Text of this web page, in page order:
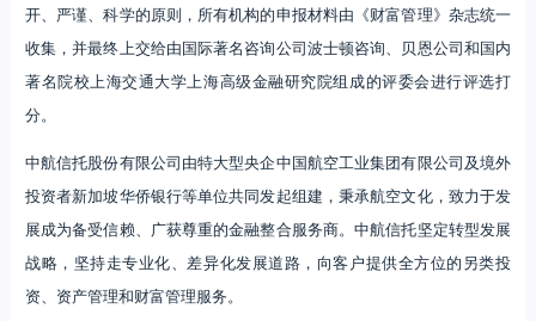
开、严谨、科学的原则，所有机构的申报材料由《财富管理》杂志统一
收集，并最终上交给由国际著名咨询公司波士顿咨询、贝恩公司和国内
著名院校上海交通大学上海高级金融研究院组成的评委会进行评选打
分。
中航信托股份有限公司由特大型央企中国航空工业集团有限公司及境外
投资者新加坡华侨银行等单位共同发起组建，秉承航空文化，致力于发
展成为备受信赖、广获尊重的金融整合服务商。中航信托坚定转型发展
战略，坚持走专业化、差异化发展道路，向客户提供全方位的另类投
资、资产管理和财富管理服务。